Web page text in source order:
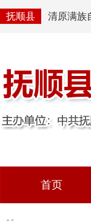
抚顺县 清原满族
首页